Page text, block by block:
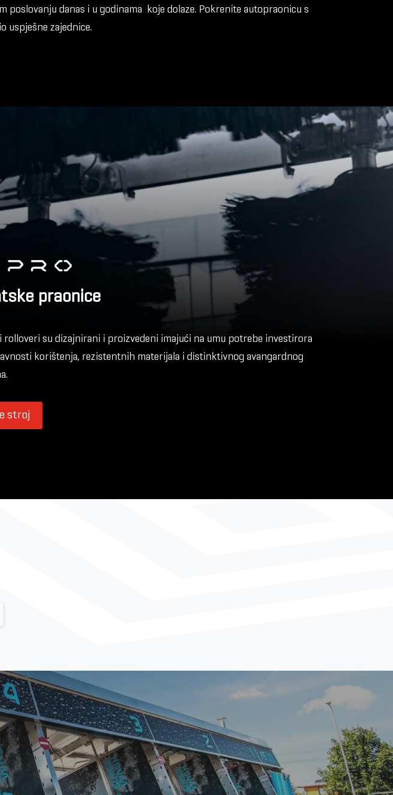
poslovanju danas i u godinama koje dolaze. Pokrenite autopraonicu s
uspješne zajednice.
praonice
su dizajnirani i proizvedeni imajući na umu potrebe investirora
korištenja, rezistentnih materijala i distinktivnog avangardnog
stroj